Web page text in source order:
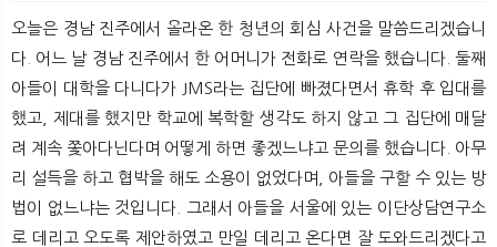
오늘은 경남 진주에서 올라온 한 청년의 회심 사건을 말씀드리겠습니
다. 어느 날 경남 진주에서 한 어머니가 전화로 연락을 했습니다. 둘째
아들이 대학을 다니다가 JMS라는 집단에 빠졌다면서 휴학 후 입대를
했고, 제대를 했지만 학교에 복학할 생각도 하지 않고 그 집단에 매달
려 계속 쫓아다닌다며 어떻게 하면 좋겠느냐고 문의를 했습니다. 아무
리 설득을 하고 협박을 해도 소용이 없었다며, 아들을 구할 수 있는 방
법이 없느냐는 것입니다. 그래서 아들을 서울에 있는 이단상담연구소
로 데리고 오도록 제안하였고 만일 데리고 온다면 잘 도와드리겠다고